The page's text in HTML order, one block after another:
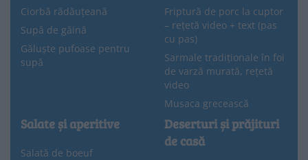
Ciorbă rădăuțeană
Supă de găină
Găluște pufoase pentru
supă
Friptură de porc la cuptor
– rețetă video + text (pas
cu pas)
Sarmale tradiționale în foi
de varză murată, rețetă
video
Musaca grecească
Salate și aperitive
Salată de boeuf
Deserturi și prăjituri
de casă